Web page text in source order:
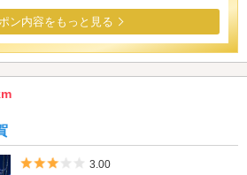
ン内容をもっと見る
5つ星のうち3
3.00